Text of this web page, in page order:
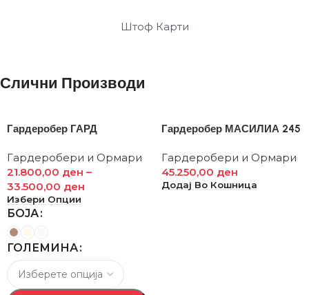
Штоф Карти
Слични Производи
Гардеробер ГАРД
Гардеробери и Ормари
21.800,00 ден –
33.500,00 ден
Избери Опции
БОЈА
ГОЛЕМИНА
Гардеробер МАСИЛИА 245
Гардеробери и Ормари
45.250,00 ден
Додај Во Кошница